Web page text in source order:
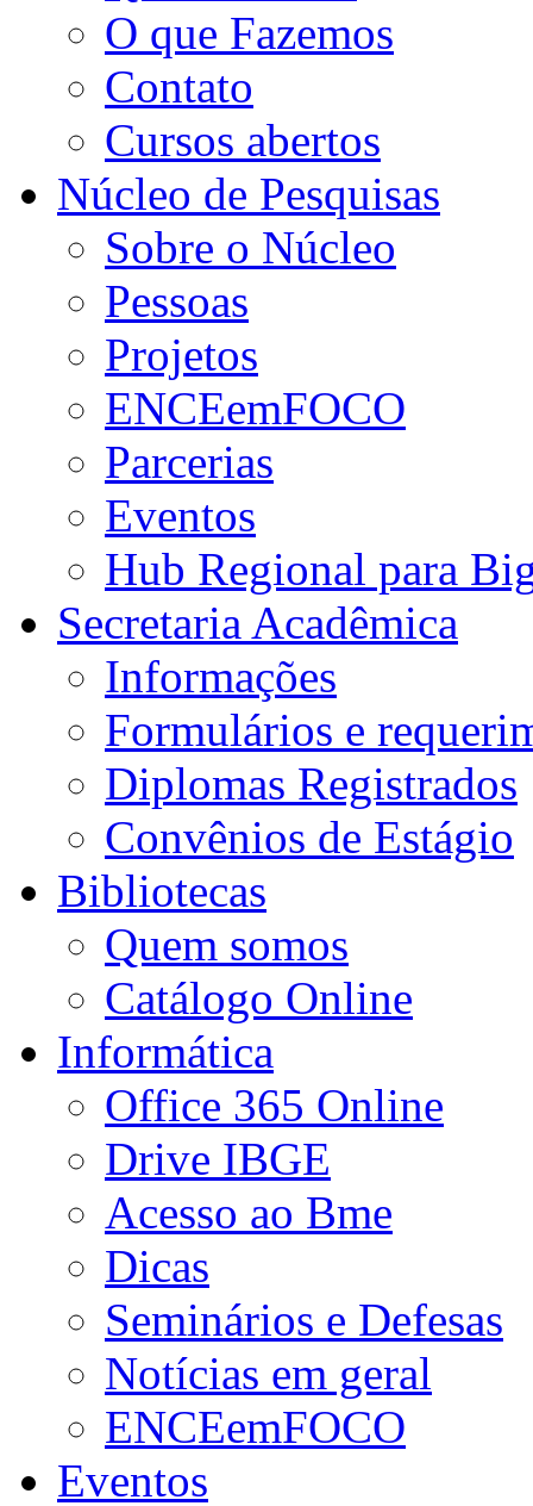
O que Fazemos
Contato
Cursos abertos
Núcleo de Pesquisas
Sobre o Núcleo
Pessoas
Projetos
ENCEemFOCO
Parcerias
Eventos
Hub Regional para
Secretaria Acadêmica
Informações
Formulários e
Diplomas Registrados
Convênios de Estágio
Bibliotecas
Quem somos
Catálogo Online
Informática
Office 365 Online
Drive IBGE
Acesso ao Bme
Dicas
Seminários e Defesas
Notícias em geral
ENCEemFOCO
Eventos